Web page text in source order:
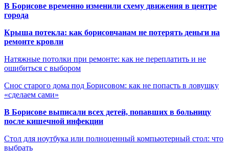
В Борисове временно изменили схему движения в центре
города
Крыша потекла: как борисовчанам не потерять деньги на
ремонте кровли
Натяжные потолки при ремонте: как не переплатить и не
ошибиться с выбором
Снос старого дома под Борисовом: как не попасть в ловушку
«сделаем сами»
В Борисове выписали всех детей, попавших в больницу
после кишечной инфекции
Стол для ноутбука или полноценный компьютерный стол: что
выбрать